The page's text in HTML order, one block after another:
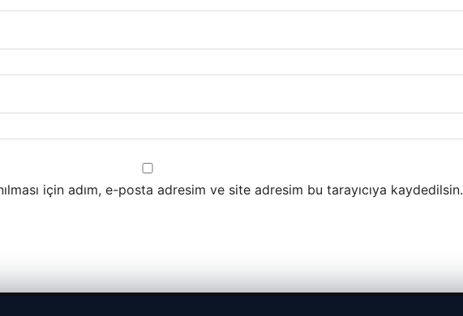
için adım, e-posta adresim ve site adresim bu tarayıcıya kaydedilsin.